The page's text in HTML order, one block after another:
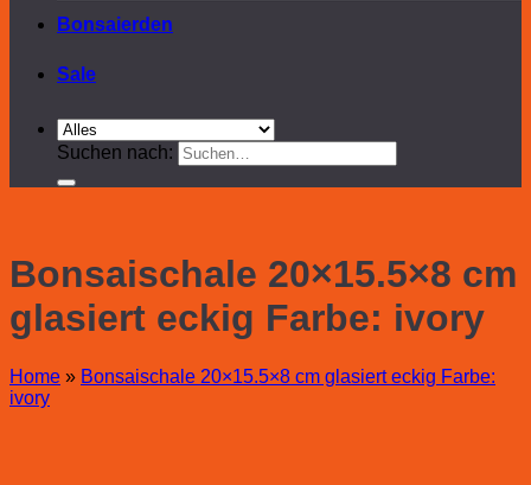
Bonsaierden
Sale
Suchen nach:
Bonsaischale 20×15.5×8 cm
glasiert eckig Farbe: ivory
Home » Bonsaischale 20×15.5×8 cm glasiert eckig Farbe:
ivory